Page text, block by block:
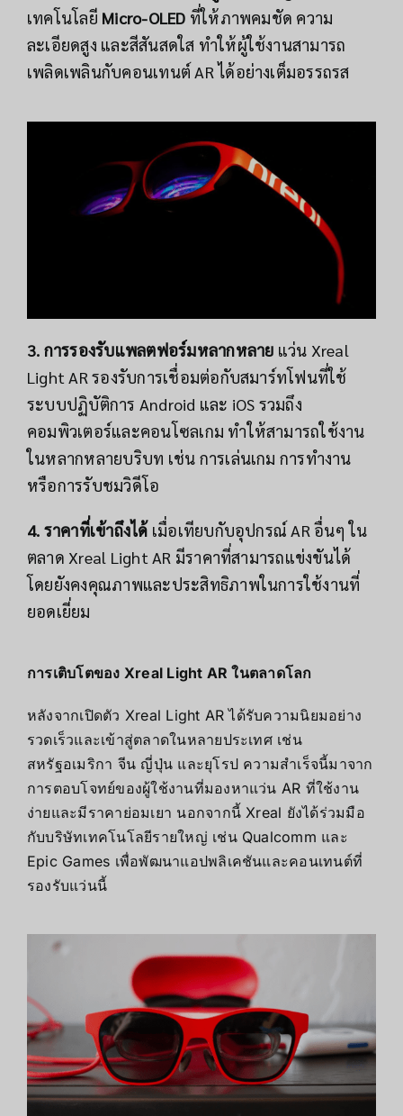
เทคโนโลยี Micro-OLED ที่ให้ภาพคมชัด ความ
ละเอียดสูง และสีสันสดใส ทำให้ผู้ใช้งานสามารถ
เพลิดเพลินกับคอนเทนต์ AR ได้อย่างเต็มอรรถรส
3. การรองรับแพลตฟอร์มหลากหลาย แว่น Xreal
Light AR รองรับการเชื่อมต่อกับสมาร์ทโฟนที่ใช้
ระบบปฏิบัติการ Android และ iOS รวมถึง
คอมพิวเตอร์และคอนโซลเกม ทำให้สามารถใช้งาน
ในหลากหลายบริบท เช่น การเล่นเกม การทำงาน
หรือการรับชมวิดีโอ
4. ราคาที่เข้าถึงได้ เมื่อเทียบกับอุปกรณ์ AR อื่นๆ ใน
ตลาด Xreal Light AR มีราคาที่สามารถแข่งขันได้
โดยยังคงคุณภาพและประสิทธิภาพในการใช้งานที่
ยอดเยี่ยม
การเติบโตของ Xreal Light AR ในตลาดโลก
หลังจากเปิดตัว Xreal Light AR ได้รับความนิยมอย่าง
รวดเร็วและเข้าสู่ตลาดในหลายประเทศ เช่น
สหรัฐอเมริกา จีน ญี่ปุ่น และยุโรป ความสำเร็จนี้มาจาก
การตอบโจทย์ของผู้ใช้งานที่มองหาแว่น AR ที่ใช้งาน
ง่ายและมีราคาย่อมเยา นอกจากนี้ Xreal ยังได้ร่วมมือ
กับบริษัทเทคโนโลยีรายใหญ่ เช่น Qualcomm และ
Epic Games เพื่อพัฒนาแอปพลิเคชันและคอนเทนต์ที่
รองรับแว่นนี้